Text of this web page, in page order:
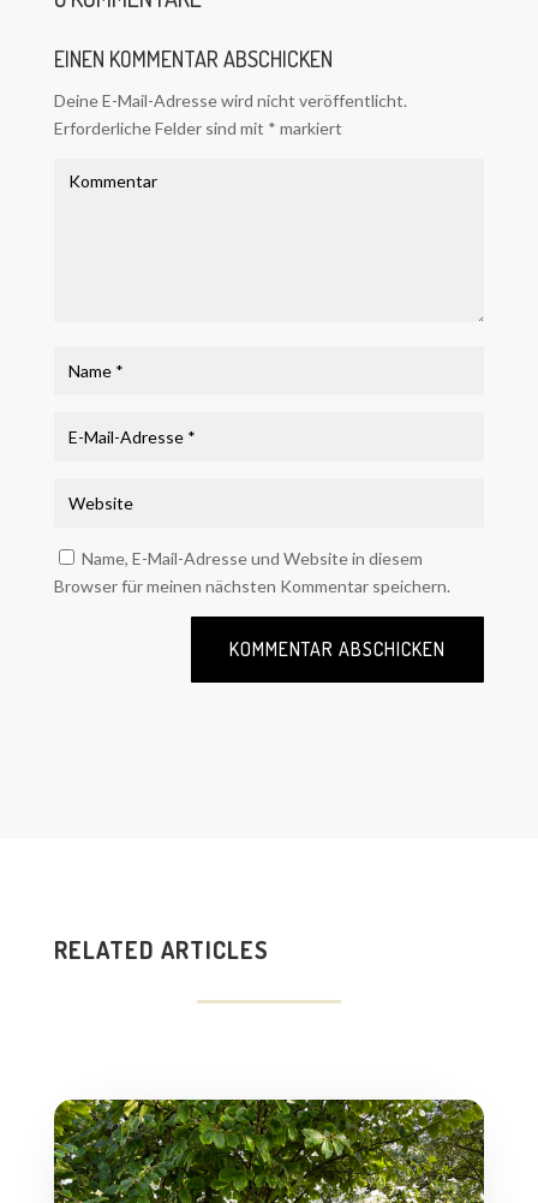
EINEN KOMMENTAR ABSCHICKEN
Deine E-Mail-Adresse wird nicht veröffentlicht.
Erforderliche Felder sind mit * markiert
Name, E-Mail-Adresse und Website in diesem
Browser für meinen nächsten Kommentar speichern.
KOMMENTAR ABSCHICKEN
RELATED ARTICLES